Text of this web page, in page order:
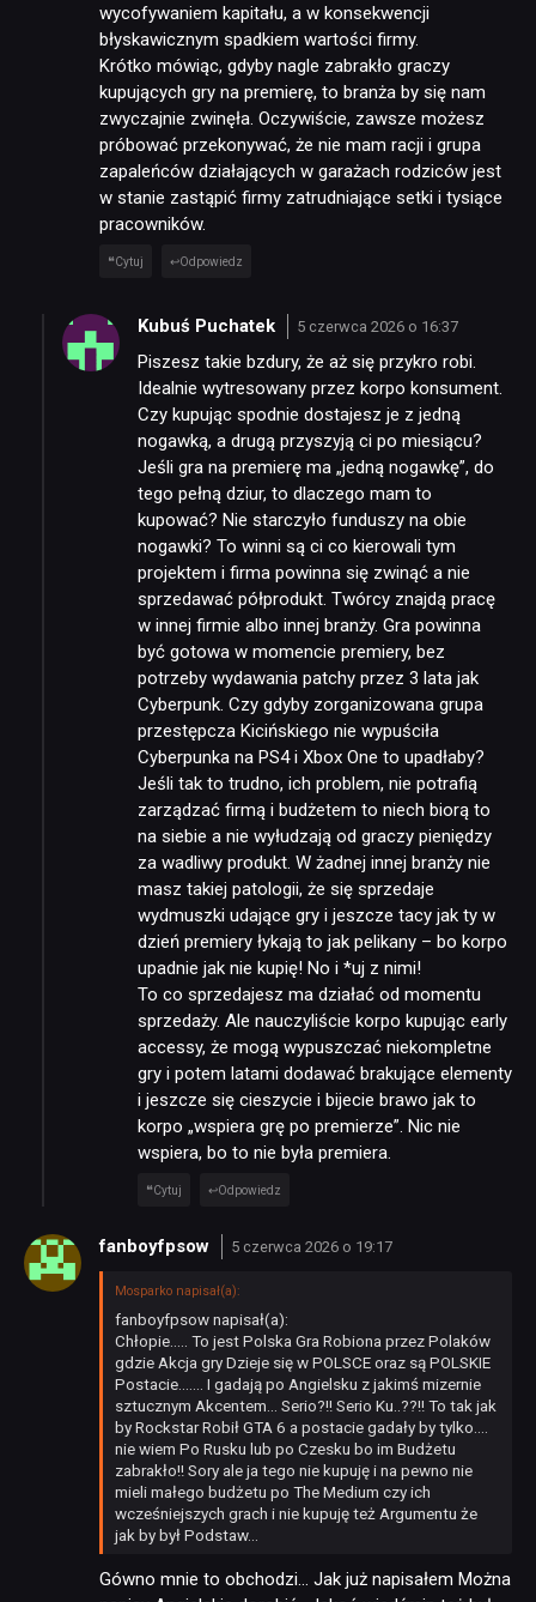
wycofywaniem kapitału, a w konsekwencji
błyskawicznym spadkiem wartości firmy.
Krótko mówiąc, gdyby nagle zabrakło graczy
kupujących gry na premierę, to branża by się nam
zwyczajnie zwinęła. Oczywiście, zawsze możesz
próbować przekonywać, że nie mam racji i grupa
zapaleńców działających w garażach rodziców jest
w stanie zastąpić firmy zatrudniające setki i tysiące
pracowników.
Cytuj Odpowiedz
Kubuś Puchatek 5 czerwca 2026 o 16:37
Piszesz takie bzdury, że aż się przykro robi.
Idealnie wytresowany przez korpo konsument.
Czy kupując spodnie dostajesz je z jedną
nogawką, a drugą przyszyją ci po miesiącu?
Jeśli gra na premierę ma „jedną nogawkę”, do
tego pełną dziur, to dlaczego mam to
kupować? Nie starczyło funduszy na obie
nogawki? To winni są ci co kierowali tym
projektem i firma powinna się zwinąć a nie
sprzedawać półprodukt. Twórcy znajdą pracę
w innej firmie albo innej branży. Gra powinna
być gotowa w momencie premiery, bez
potrzeby wydawania patchy przez 3 lata jak
Cyberpunk. Czy gdyby zorganizowana grupa
przestępcza Kicińskiego nie wypuściła
Cyberpunka na PS4 i Xbox One to upadłaby?
Jeśli tak to trudno, ich problem, nie potrafią
zarządzać firmą i budżetem to niech biorą to
na siebie a nie wyłudzają od graczy pieniędzy
za wadliwy produkt. W żadnej innej branży nie
masz takiej patologii, że się sprzedaje
wydmuszki udające gry i jeszcze tacy jak ty w
dzień premiery łykają to jak pelikany – bo korpo
upadnie jak nie kupię! No i *uj z nimi!
To co sprzedajesz ma działać od momentu
sprzedaży. Ale nauczyliście korpo kupując early
accessy, że mogą wypuszczać niekompletne
gry i potem latami dodawać brakujące elementy
i jeszcze się cieszycie i bijecie brawo jak to
korpo „wspiera grę po premierze”. Nic nie
wspiera, bo to nie była premiera.
Cytuj Odpowiedz
fanboyfpsow 5 czerwca 2026 o 19:17
Mosparko napisał(a):
fanboyfpsow napisał(a):
Chłopie….. To jest Polska Gra Robiona przez Polaków
gdzie Akcja gry Dzieje się w POLSCE oraz są POLSKIE
Postacie……. I gadają po Angielsku z jakimś mizernie
sztucznym Akcentem… Serio?!! Serio Ku..??!! To tak jak
by Rockstar Robił GTA 6 a postacie gadały by tylko….
nie wiem Po Rusku lub po Czesku bo im Budżetu
zabrakło!! Sory ale ja tego nie kupuję i na pewno nie
mieli małego budżetu po The Medium czy ich
wcześniejszych grach i nie kupuję też Argumentu że
jak by był Podstaw…
Gówno mnie to obchodzi… Jak już napisałem Można